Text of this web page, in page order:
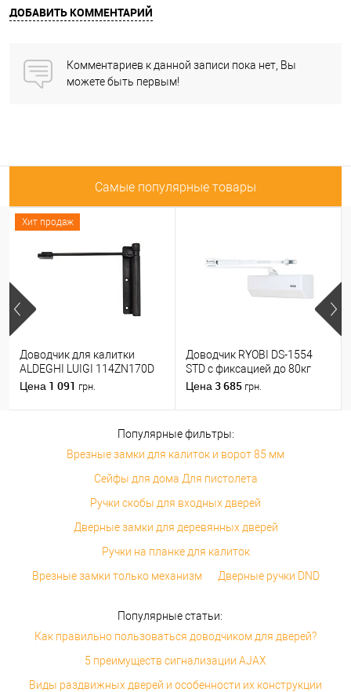
ДОБАВИТЬ КОММЕНТАРИЙ
Комментариев к данной записи пока нет, Вы
можете быть первым!
Самые популярные товары
Хит продаж
Доводчик для калитки
ALDEGHI LUIGI 114ZN170D
правый черный цинк
Цена 1 091 грн.
Доводчик RYOBI DS-1554
STD с фиксацией до 80кг
Белый
Цена 3 685 грн.
Популярные фильтры:
Врезные замки для калиток и ворот 85 мм
Сейфы для дома Для пистолета
Ручки скобы для входных дверей
Дверные замки для деревянных дверей
Ручки на планке для калиток
Врезные замки только механизм
Дверные ручки DND
Популярные статьи:
Как правильно пользоваться доводчиком для дверей?
5 преимуществ сигнализации AJAX
Виды раздвижных дверей и особенности их конструкции